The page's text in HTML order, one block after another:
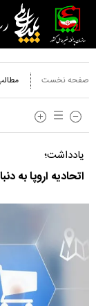
صفحه نخست
یادداشت؛
اتحادیه اروپا به